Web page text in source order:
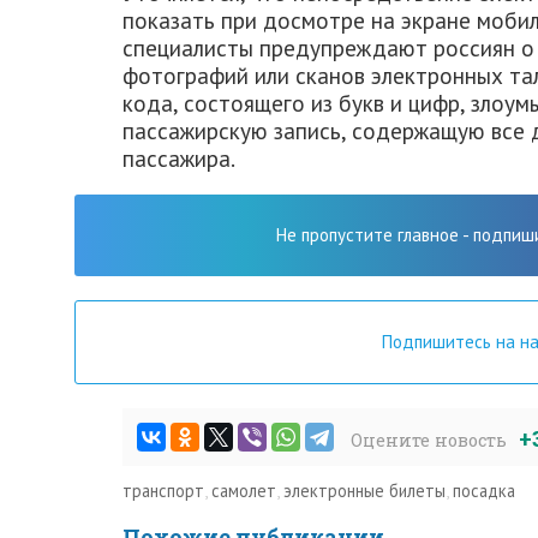
показать при досмотре на экране
специалисты предупреждают россиян
фотографий или сканов электронных
кода, состоящего из букв и цифр,
пассажирскую запись, содержащую
пассажира.
Не пропустите главное -
Подпишитесь на
Оцените новость
транспорт, самолет,электронные билеты,посадка